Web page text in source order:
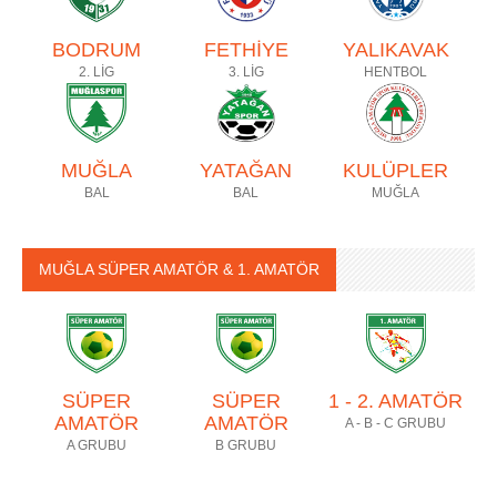
BODRUM
2. LİG
FETHİYE
3. LİG
YALIKAVAK
HENTBOL
MUĞLA
BAL
YATAĞAN
BAL
KULÜPLER
MUĞLA
MUĞLA SÜPER AMATÖR & 1. AMATÖR
SÜPER
AMATÖR
A GRUBU
SÜPER
AMATÖR
B GRUBU
1 - 2. AMATÖR
A - B - C GRUBU